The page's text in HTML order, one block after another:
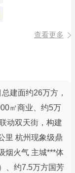
查看更多
建面约26万方，
㎡商业、约5万
动双天街，构建
里 杭州现象级鼎
烟火气 主城***体
、约7.5万方国芳